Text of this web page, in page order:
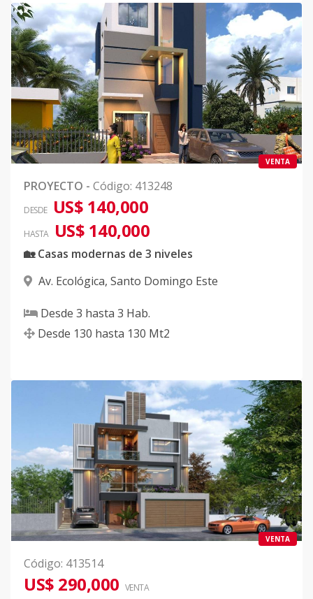
VENTA
PROYECTO - Código: 413248
DESDE US$ 140,000
HASTA US$ 140,000
🏡 Casas modernas de 3 niveles
Av. Ecológica, Santo Domingo Este
Desde 3 hasta 3 Hab.
Desde 130 hasta 130 Mt2
VENTA
Código: 413514
US$ 290,000 VENTA